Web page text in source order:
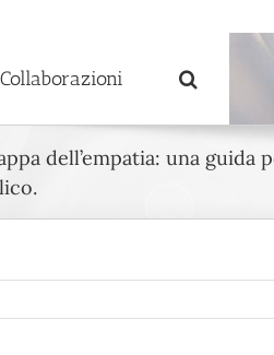
Collaborazioni
dell’empatia: una guida